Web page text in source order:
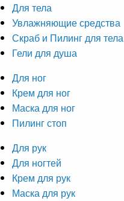
Для тела
Увлажняющие средства
Скраб и Пилинг для тела
Гели для душа
Для ног
Крем для ног
Маска для ног
Пилинг стоп
Для рук
Для ногтей
Крем для рук
Маска для рук